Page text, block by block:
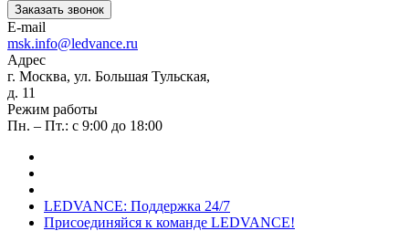
Заказать звонок
E-mail
msk.info@ledvance.ru
Адрес
г. Москва, ул. Большая Тульская,
д. 11
Режим работы
Пн. – Пт.: с 9:00 до 18:00
LEDVANCE: Поддержка 24/7
Присоединяйся к команде LEDVANCE!